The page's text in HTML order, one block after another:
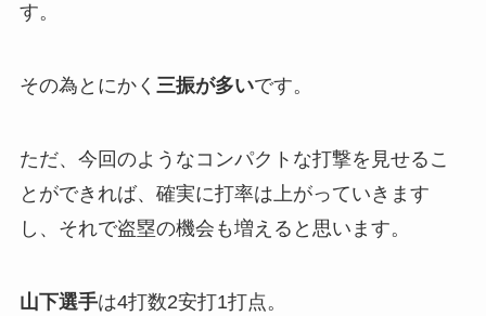
す。
その為とにかく 三振が多いです。
ただ、今回のようなコンパクトな打撃を見せるこ
とができれば、確実に打率は上がっていきます
し、それで盗塁の機会も増えると思います。
山下選手は4打数2安打1打点。